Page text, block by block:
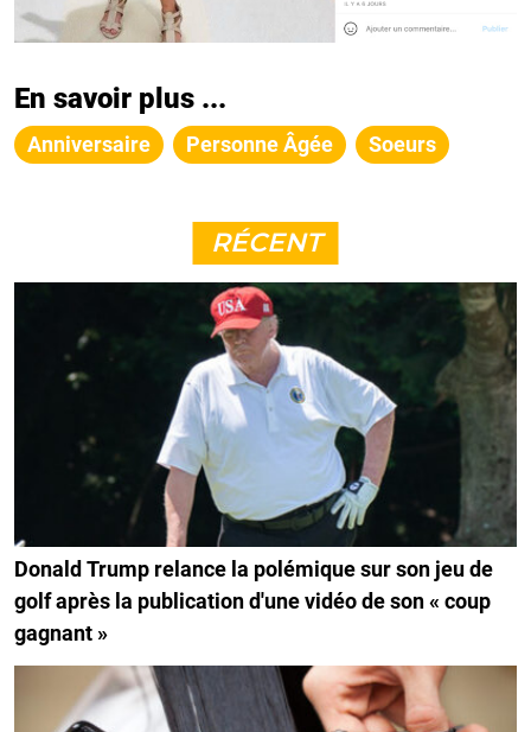
En savoir plus ...
Anniversaire Personne Âgée Soeurs
RÉCENT
Donald Trump relance la polémique sur son jeu de
golf après la publication d'une vidéo de son « coup
gagnant »